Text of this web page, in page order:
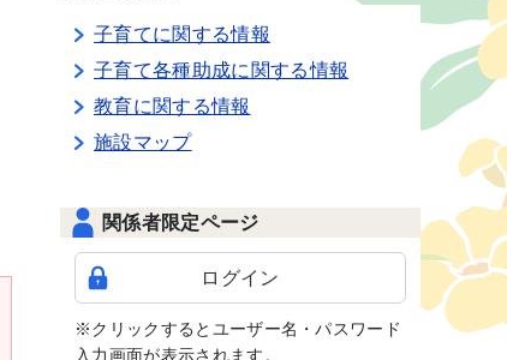
子育てに関する情報
子育て各種助成に関する情報
教育に関する情報
施設マップ
関係者限定ページ
ログイン
※クリックするとユーザー名・パスワード
入力画面が表示されます。